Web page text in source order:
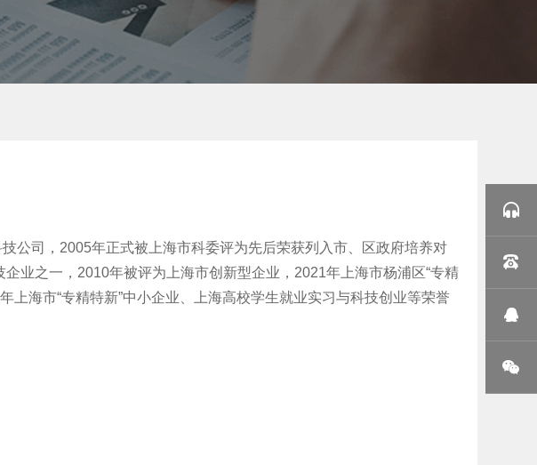
公司，2005年正式被上海市科委评为先后荣获列入市、区政府培养对
业之一，2010年被评为上海市创新型企业，2021年上海市杨浦区“专精
海市“专精特新”中小企业、上海高校学生就业实习与科技创业等荣誉